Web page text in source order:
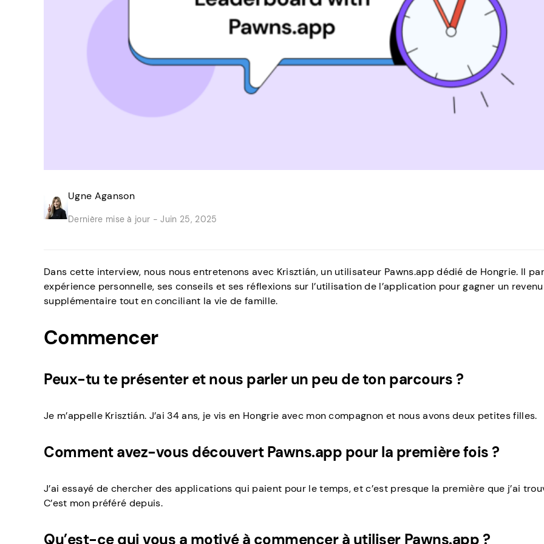
Ugne Aganson
Dernière mise à jour - Juin 25, 2025
Dans cette interview, nous nous entretenons avec Krisztián, un utilisateur Pawns.app dédié de Hongrie. Il
expérience personnelle, ses conseils et ses réflexions sur l’utilisation de l’application pour gagner un revenu
supplémentaire tout en conciliant la vie de famille.
Commencer
Peux-tu te présenter et nous parler un peu de ton parcours ?
Je m’appelle Krisztián. J’ai 34 ans, je vis en Hongrie avec mon compagnon et nous avons deux petites filles.
Comment avez-vous découvert Pawns.app pour la première fois ?
J’ai essayé de chercher des applications qui paient pour le temps, et c’est presque la première que j’ai
C’est mon préféré depuis.
Qu’est-ce qui vous a motivé à commencer à utiliser Pawns.app ?